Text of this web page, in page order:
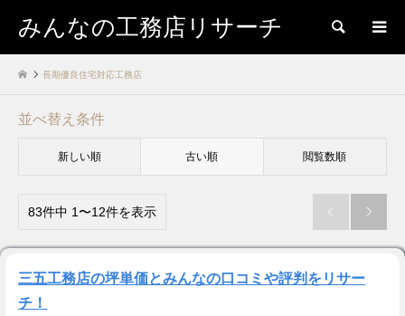
みんなの工務店リサーチ 検索
長期優良住宅対応工務店
並べ替え条件
新しい順 古い順 閲覧数順
83件中 1〜12件を表示  
三五工務店の坪単価とみんなの口コミや評判をリサー
チ！